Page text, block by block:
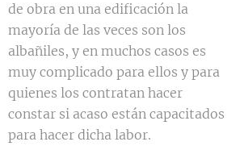
de obra en una edificación la
mayoría de las veces son los
albañiles, y en muchos casos es
muy complicado para ellos y para
quienes los contratan hacer
constar si acaso están capacitados
para hacer dicha labor.